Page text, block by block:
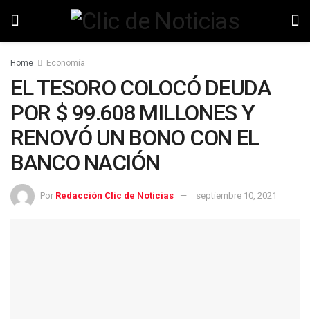
Home Economía
EL TESORO COLOCÓ DEUDA
POR $ 99.608 MILLONES Y
RENOVÓ UN BONO CON EL
BANCO NACIÓN
Por Redacción Clic de Noticias septiembre 10, 2021